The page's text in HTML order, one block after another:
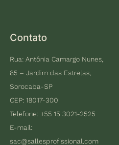
Contato
Rua: Antônia Camargo Nunes,
85 – Jardim das Estrelas,
Sorocaba-SP
CEP: 18017-300
Telefone: +55 15 3021-2525
E-mail:
sac@sallesprofissional.com